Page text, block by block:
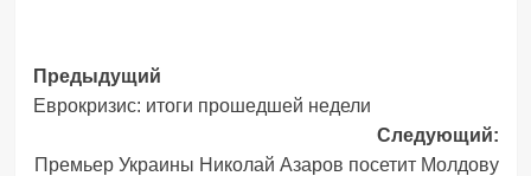
Навигация
записи
Предыдущий
Еврокризис: итоги прошедшей недели
Следующий:
Премьер Украины Николай Азаров посетит Молдову